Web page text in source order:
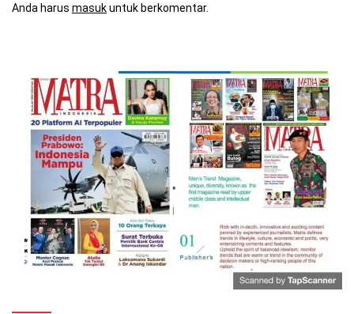
Anda harus masukuntuk berkomentar.